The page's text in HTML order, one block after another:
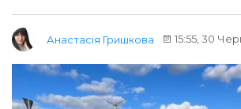
Анастасія Гришкова 15:55, 30